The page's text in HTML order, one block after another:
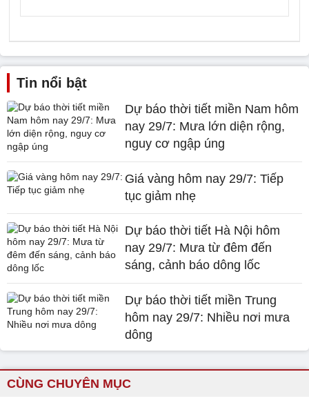
Tin nổi bật
Dự báo thời tiết miền Nam hôm
nay 29/7: Mưa lớn diện rộng,
nguy cơ ngập úng
Giá vàng hôm nay 29/7: Tiếp
tục giảm nhẹ
Dự báo thời tiết Hà Nội hôm
nay 29/7: Mưa từ đêm đến
sáng, cảnh báo dông lốc
Dự báo thời tiết miền Trung
hôm nay 29/7: Nhiều nơi mưa
dông
CÙNG CHUYÊN MỤC